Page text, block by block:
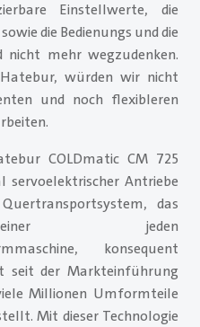
Einstellwerte, die
die Bedienungs und die
nicht mehr wegzudenken.
würden wir nicht
und noch flexibleren
COLDmatic CM 725
servoelektrischer Antriebe
das
jeden
konsequent
seit der Markteinführung
Millionen Umformteile
Mit dieser Technologie